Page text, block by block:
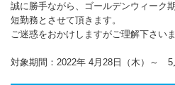
誠に勝手ながら、ゴールデンウィーク
短勤務とさせて頂きます。
ご迷惑をおかけしますがご理解下さい
対象期間：2022年 4月28日（木）～ 5